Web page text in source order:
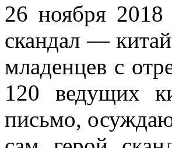
26 ноября 2018
скандал —
младенцев с
120 ведущих
письмо,